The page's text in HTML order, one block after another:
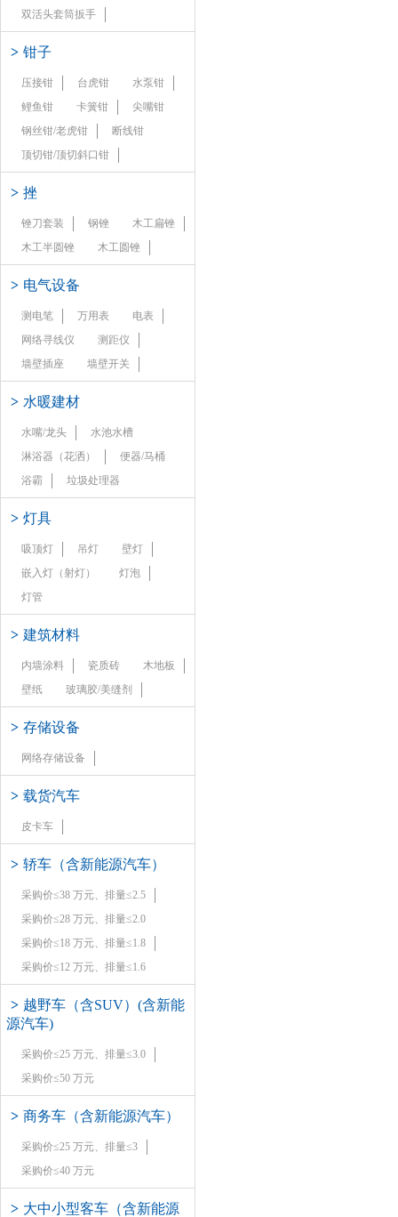
双活头套筒扳手
> 钳子
压接钳 台虎钳
水泵钳
鲤鱼钳
卡簧钳
尖嘴钳
钢丝钳/老虎钳
断线钳
顶切钳/顶切斜口钳
> 挫
锉刀套装 钢锉
木工扁锉
木工半圆锉
木工圆锉
> 电气设备
测电笔 万用表
电表
网络寻线仪
测距仪
墙壁插座
墙壁开关
> 水暖建材
水嘴/龙头
水池水槽
淋浴器（花洒）
便器/马桶
浴霸
垃圾处理器
> 灯具
吸顶灯 吊灯
壁灯
嵌入灯（射灯）
灯泡
灯管
> 建筑材料
内墙涂料 瓷质砖
木地板
壁纸
玻璃胶/美缝剂
> 存储设备
网络存储设备
> 载货汽车
皮卡车
> 轿车（含新能源汽车）
采购价≤38 万元、排量≤2.5
采购价≤28 万元、排量≤2.0
采购价≤18 万元、排量≤1.8
采购价≤12 万元、排量≤1.6
> 越野车（含SUV）(含新能
源汽车)
采购价≤25 万元、排量≤3.0
采购价≤50 万元
> 商务车（含新能源汽车）
采购价≤25 万元、排量≤3
采购价≤40 万元
> 大中小型客车（含新能源